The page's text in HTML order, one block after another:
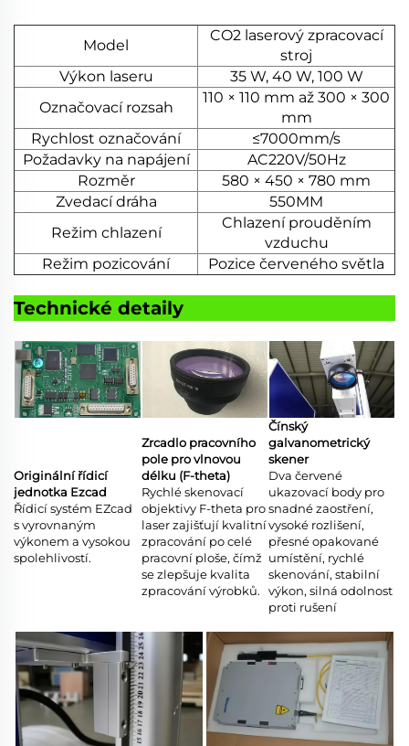
Model
CO2 laserový zpracovací
stroj
Výkon laseru
35 W, 40 W, 100 W
Označovací rozsah
110 × 110 mm až 300 × 300
mm
Rychlost označování
≤7000mm/s
Požadavky na napájení
AC220V/50Hz
Rozměr
580 × 450 × 780 mm
Zvedací dráha
550MM
Režim chlazení
Chlazení prouděním
vzduchu
Režim pozicování
Pozice červeného světla
Technické detaily
Originální řídicí
jednotka Ezcad
Řídicí systém EZcad
s vyrovnaným
výkonem a vysokou
spolehlivostí.
Zrcadlo pracovního
pole pro vlnovou
délku (F-theta)
Rychlé skenovací
objektivy F-theta pro
laser zajišťují kvalitní
zpracování po celé
pracovní ploše, čímž
se zlepšuje kvalita
zpracování výrobků.
Čínský
galvanometrický
skener
Dva červené
ukazovací body pro
snadné zaostření,
vysoké rozlišení,
přesné opakované
umístění, rychlé
skenování, stabilní
výkon, silná odolnost
proti rušení